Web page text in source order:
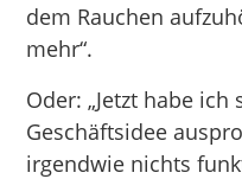
dem Rauchen
mehr“.
Oder: „Jetzt habe
Geschäftsidee
irgendwie nichts